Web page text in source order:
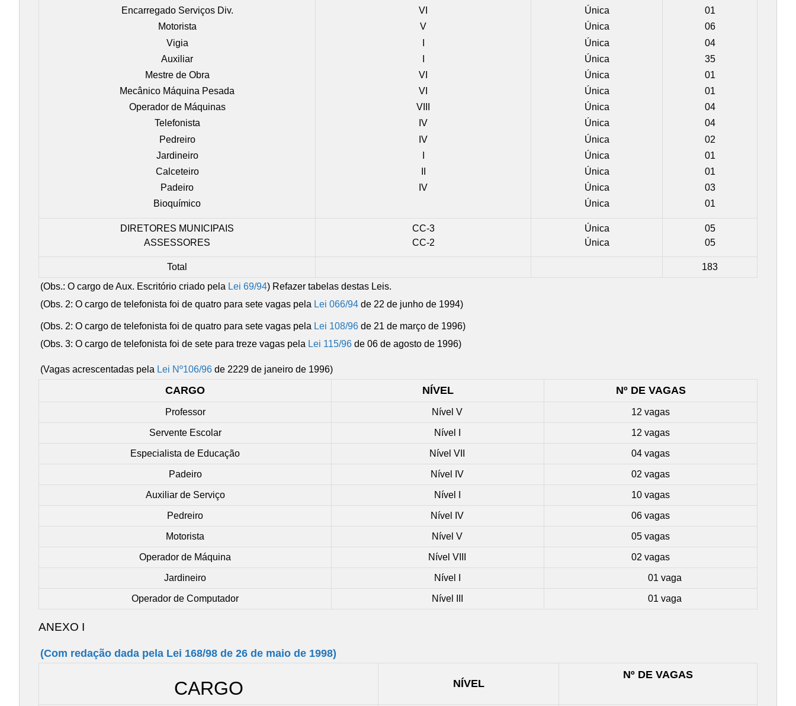
Encarregado Serviços Div.
Motorista
Vigia
Auxiliar
Mestre de Obra
Mecânico Máquina Pesada
Operador de Máquinas
Telefonista
Pedreiro
Jardineiro
Calceteiro
Padeiro
Bioquímico
VI
V
VI
VI
VIII
IV
IV
IV
Única
Única
Única
Única
Única
Única
Única
Única
Única
Única
Única
Única
Única
01
06
04
35
01
01
04
04
02
01
01
03
01
DIRETORES MUNICIPAIS
ASSESSORES
CC-3
CC-2
Única
Única
05
05
Total
183
(Obs.: O cargo de Aux. Escritório criado pela Lei 69/94) Refazer tabelas destas Leis.
(Obs. 2: O cargo de telefonista foi de quatro para sete vagas pela Lei 066/94 de 22 de junho de 1994)
(Obs. 2: O cargo de telefonista foi de quatro para sete vagas pela Lei 108/96 de 21 de março de 1996)
(Obs. 3: O cargo de telefonista foi de sete para treze vagas pela Lei 115/96 de 06 de agosto de 1996)
(Vagas acrescentadas pela Lei Nº106/96 de 2229 de janeiro de 1996)
CARGO NÍVEL Nº DE VAGAS
Professor Nível V 12 vagas
Servente Escolar Nível I 12 vagas
Especialista de Educação Nível VII 04 vagas
Padeiro Nível IV 02 vagas
Auxiliar de Serviço Nível I 10 vagas
Pedreiro Nível IV 06 vagas
Motorista Nível V 05 vagas
Operador de Máquina Nível VIII 02 vagas
Jardineiro Nível I 01 vaga
Operador de Computador Nível III 01 vaga
ANEXO I
(Com redação dada pela Lei 168/98 de 26 de maio de 1998)
CARGO NÍVEL
Nº DE VAGAS